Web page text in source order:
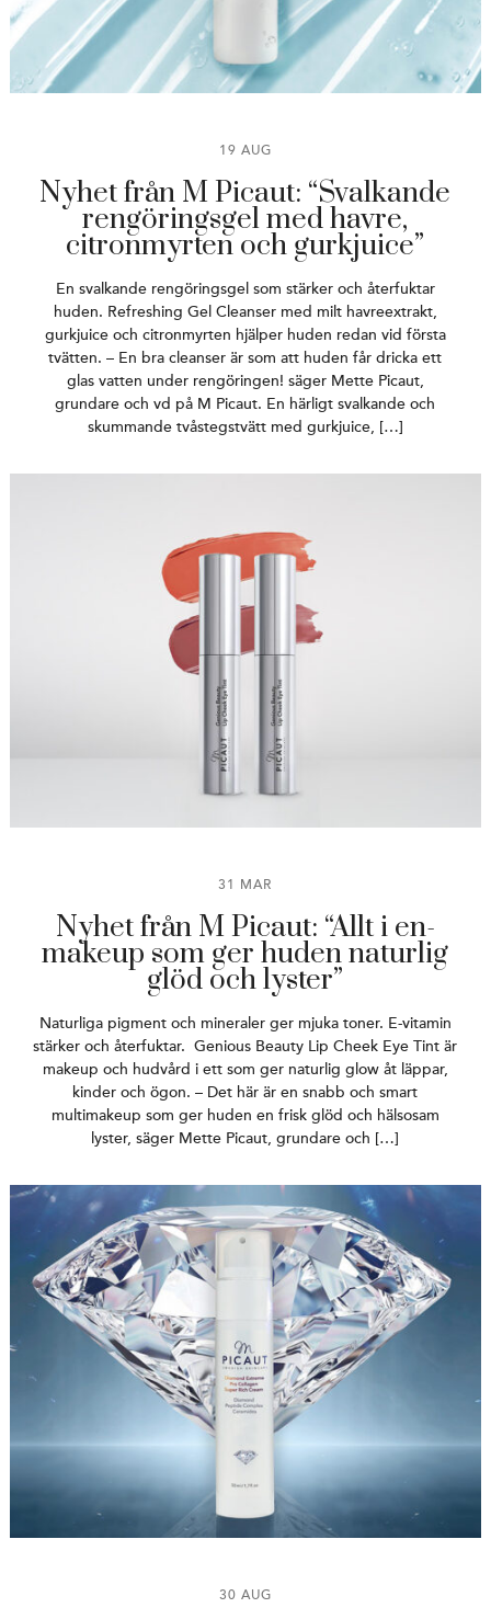
19 AUG
Nyhet från M Picaut: “Svalkande
rengöringsgel med havre,
citronmyrten och gurkjuice”
En svalkande rengöringsgel som stärker och återfuktar
huden. Refreshing Gel Cleanser med milt havreextrakt,
gurkjuice och citronmyrten hjälper huden redan vid första
tvätten. – En bra cleanser är som att huden får dricka ett
glas vatten under rengöringen! säger Mette Picaut,
grundare och vd på M Picaut. En härligt svalkande och
skummande tvåstegstvätt med gurkjuice, […]
31 MAR
Nyhet från M Picaut: “Allt i en-
makeup som ger huden naturlig
glöd och lyster”
Naturliga pigment och mineraler ger mjuka toner. E-vitamin
stärker och återfuktar. Genious Beauty Lip Cheek Eye Tint är
makeup och hudvård i ett som ger naturlig glow åt läppar,
kinder och ögon. – Det här är en snabb och smart
multimakeup som ger huden en frisk glöd och hälsosam
lyster, säger Mette Picaut, grundare och […]
30 AUG